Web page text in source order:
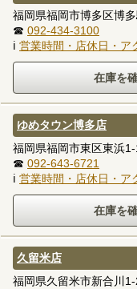
福岡県福岡市博多区博
☎ 092-434-3100
ℹ 営業時間・店休日・ア
ゆめタウン博多店
福岡県福岡市東区東浜
☎ 092-643-6721
ℹ 営業時間・店休日・ア
久留米店
福岡県久留米市新合川